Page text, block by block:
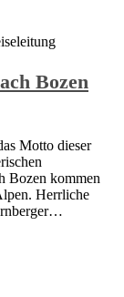
Bozen
Motto dieser
Bozen kommen
Herrliche